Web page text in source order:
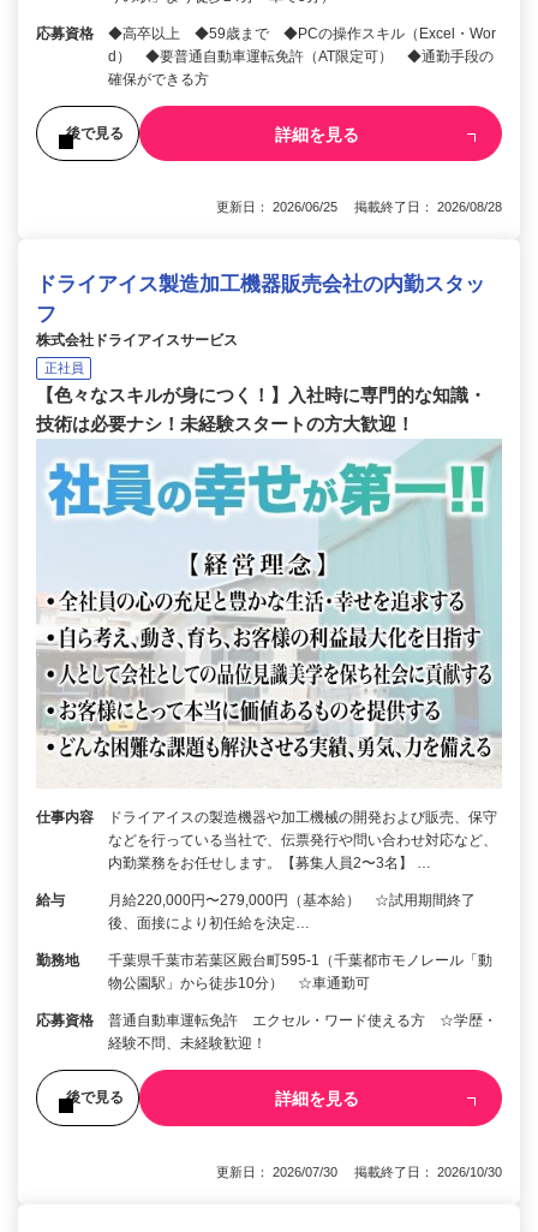
応募資格
◆高卒以上 ◆59歳まで ◆PCの操作スキル（Excel・Wor
d） ◆要普通自動車運転免許（AT限定可） ◆通勤手段の
確保ができる方
後で見る 詳細を見る
更新日： 2026/06/25 掲載終了日： 2026/08/28
ドライアイス製造加工機器販売会社の内勤スタッ
フ
株式会社ドライアイスサービス
正社員
【色々なスキルが身につく！】入社時に専門的な知識・
技術は必要ナシ！未経験スタートの方大歓迎！
仕事内容
ドライアイスの製造機器や加工機械の開発および販売、保守
などを行っている当社で、伝票発行や問い合わせ対応など、
内勤業務をお任せします。【募集人員2〜3名】 …
給与
月給220,000円〜279,000円（基本給） ☆試用期間終了
後、面接により初任給を決定…
勤務地
千葉県千葉市若葉区殿台町595-1（千葉都市モノレール「動
物公園駅」から徒歩10分） ☆車通勤可
応募資格
普通自動車運転免許 エクセル・ワード使える方 ☆学歴・
経験不問、未経験歓迎！
後で見る 詳細を見る
更新日： 2026/07/30 掲載終了日： 2026/10/30